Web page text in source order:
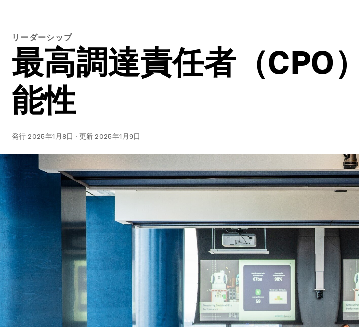
リーダーシップ
最高調達責任者（CPO
能性
発行2025年1月8日 ·更新2025年1月9日